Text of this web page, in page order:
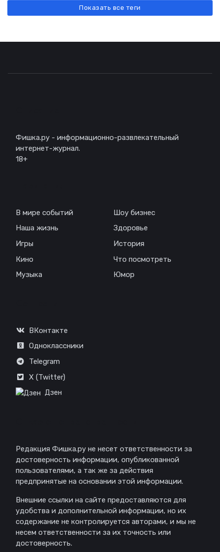
Показать все теги
Фишка.ру - информационно-развлекательный
интернет-журнал.
18+
В мире событий
Наша жизнь
Игры
Кино
Музыка
Шоу бизнес
Здоровье
История
Что посмотреть
Юмор
ВКонтакте
Одноклассники
Telegram
X (Twitter)
Дзен
Редакция Фишка.ру не несет ответственности за
достоверность информации, опубликованной
пользователями, а так же за действия
предпринятые на основании этой информации.
Внешние ссылки на сайте предоставляются для
удобства и дополнительной информации, но их
содержание не контролируется авторами, и мы не
несем ответственности за их точность или
достоверность.